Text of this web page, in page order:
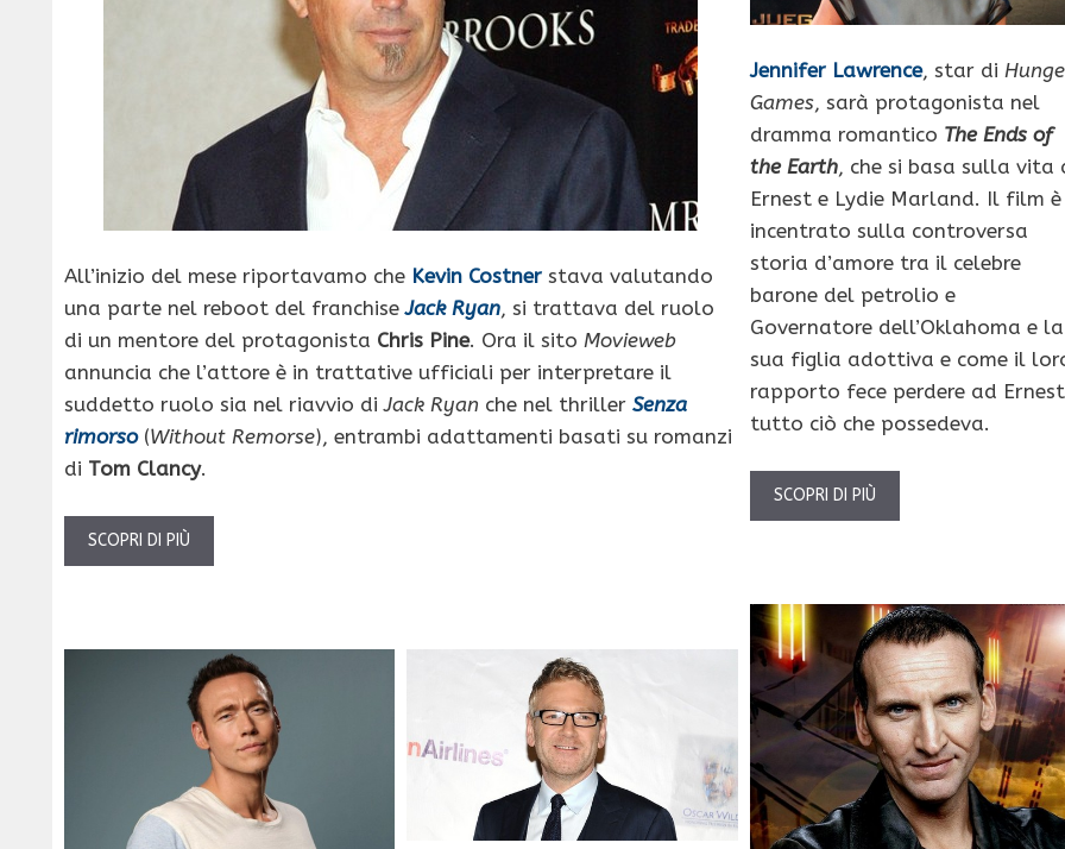
All’inizio del mese riportavamo che Kevin Costner stava valutando
una parte nel reboot del franchiseJack Ryan, si trattava del ruolo
di un mentore del protagonista Chris Pine. Ora il sito Movieweb
annuncia che l’attore è in trattative ufficiali per interpretare il
suddetto ruolo sia nel riavvio diJack Ryan che nel thriller Senza
rimorso (Without Remorse), entrambi adattamenti basati su romanzi
di Tom Clancy.
SCOPRI DI PIÙ
Jennifer Lawrence, star di
Games, sarà protagonista nel
dramma romantico The Ends of
the Earth, che si basa sulla vita
Ernest e Lydie Marland. Il film è
incentrato sulla controversa
storia d’amore tra il celebre
barone del petrolio e
Governatore dell’Oklahoma e la
sua figlia adottiva e come il
rapporto fece perdere ad Ernest
tutto ciò che possedeva.
SCOPRI DI PIÙ